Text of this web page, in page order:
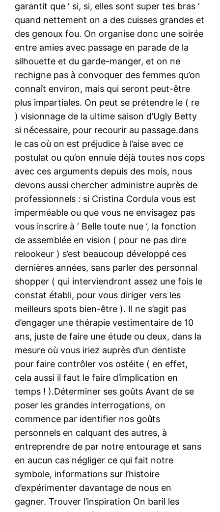
garantit que ‘ si, si, elles sont super tes bras ‘
quand nettement on a des cuisses grandes et
des genoux fou. On organise donc une soirée
entre amies avec passage en parade de la
silhouette et du garde-manger, et on ne
rechigne pas à convoquer des femmes qu’on
connaît environ, mais qui seront peut-être
plus impartiales. On peut se prétendre le ( re
) visionnage de la ultime saison d’Ugly Betty
si nécessaire, pour recourir au passage.dans
le cas où on est préjudice à l’aise avec ce
postulat ou qu’on ennuie déjà toutes nos cops
avec ces arguments depuis des mois, nous
devons aussi chercher administre auprès de
professionnels : si Cristina Cordula vous est
imperméable ou que vous ne envisagez pas
vous inscrire à ‘ Belle toute nue ‘, la fonction
de assemblée en vision ( pour ne pas dire
relookeur ) s’est beaucoup développé ces
dernières années, sans parler des personnal
shopper ( qui interviendront assez une fois le
constat établi, pour vous diriger vers les
meilleurs spots bien-être ). Il ne s’agit pas
d’engager une thérapie vestimentaire de 10
ans, juste de faire une étude ou deux, dans la
mesure où vous iriez auprès d’un dentiste
pour faire contrôler vos ostéite ( en effet,
cela aussi il faut le faire d’implication en
temps ! ).Déterminer ses goûts Avant de se
poser les grandes interrogations, on
commence par identifier nos goûts
personnels en calquant des autres, à
entreprendre de par notre entourage et sans
en aucun cas négliger ce qui fait notre
symbole, informations sur l’histoire
d’expérimenter davantage de nous en
gagner. Trouver l’inspiration On baril les